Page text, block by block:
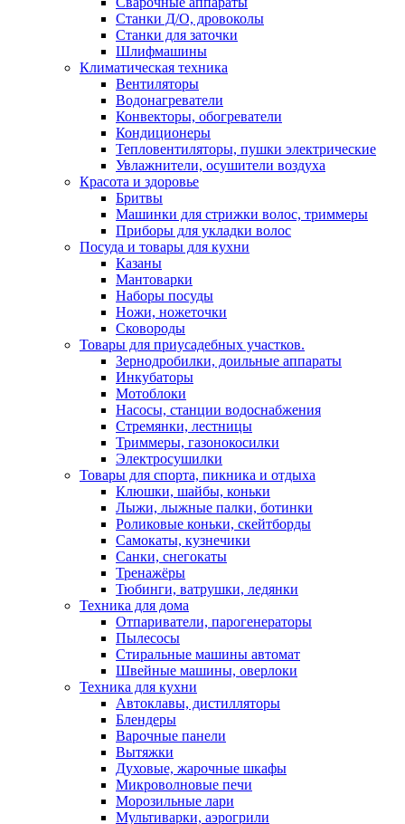
Станки Д/О, дровоколы
Станки для заточки
Шлифмашины
Климатическая техника
Вентиляторы
Водонагреватели
Конвекторы, обогреватели
Кондиционеры
Тепловентиляторы, пушки электрические
Увлажнители, осушители воздуха
Красота и здоровье
Бритвы
Машинки для стрижки волос, триммеры
Приборы для укладки волос
Посуда и товары для кухни
Казаны
Мантоварки
Наборы посуды
Ножи, ножеточки
Сковороды
Товары для приусадебных участков.
Зернодробилки, доильные аппараты
Инкубаторы
Мотоблоки
Насосы, станции водоснабжения
Стремянки, лестницы
Триммеры, газонокосилки
Электросушилки
Товары для спорта, пикника и отдыха
Клюшки, шайбы, коньки
Лыжи, лыжные палки, ботинки
Роликовые коньки, скейтборды
Самокаты, кузнечики
Санки, снегокаты
Тренажёры
Тюбинги, ватрушки, ледянки
Техника для дома
Отпариватели, парогенераторы
Пылесосы
Стиральные машины автомат
Швейные машины, оверлоки
Техника для кухни
Автоклавы, дистилляторы
Блендеры
Варочные панели
Вытяжки
Духовые, жарочные шкафы
Микроволновые печи
Морозильные лари
Мультиварки, аэрогрили